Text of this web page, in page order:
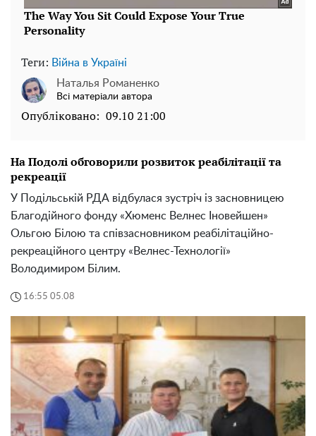
Теги: Війна в Україні
Наталья Романенко
Всі матеріали автора
Опубліковано: 09.10 21:00
На Подолі обговорили розвиток реабілітації та
рекреації
У Подільській РДА відбулася зустріч із засновницею
Благодійного фонду «Хюменс Велнес Іновейшен»
Ольгою Білою та співзасновником реабілітаційно-
рекреаційного центру «Велнес-Технології»
Володимиром Білим.
16:55 05.08